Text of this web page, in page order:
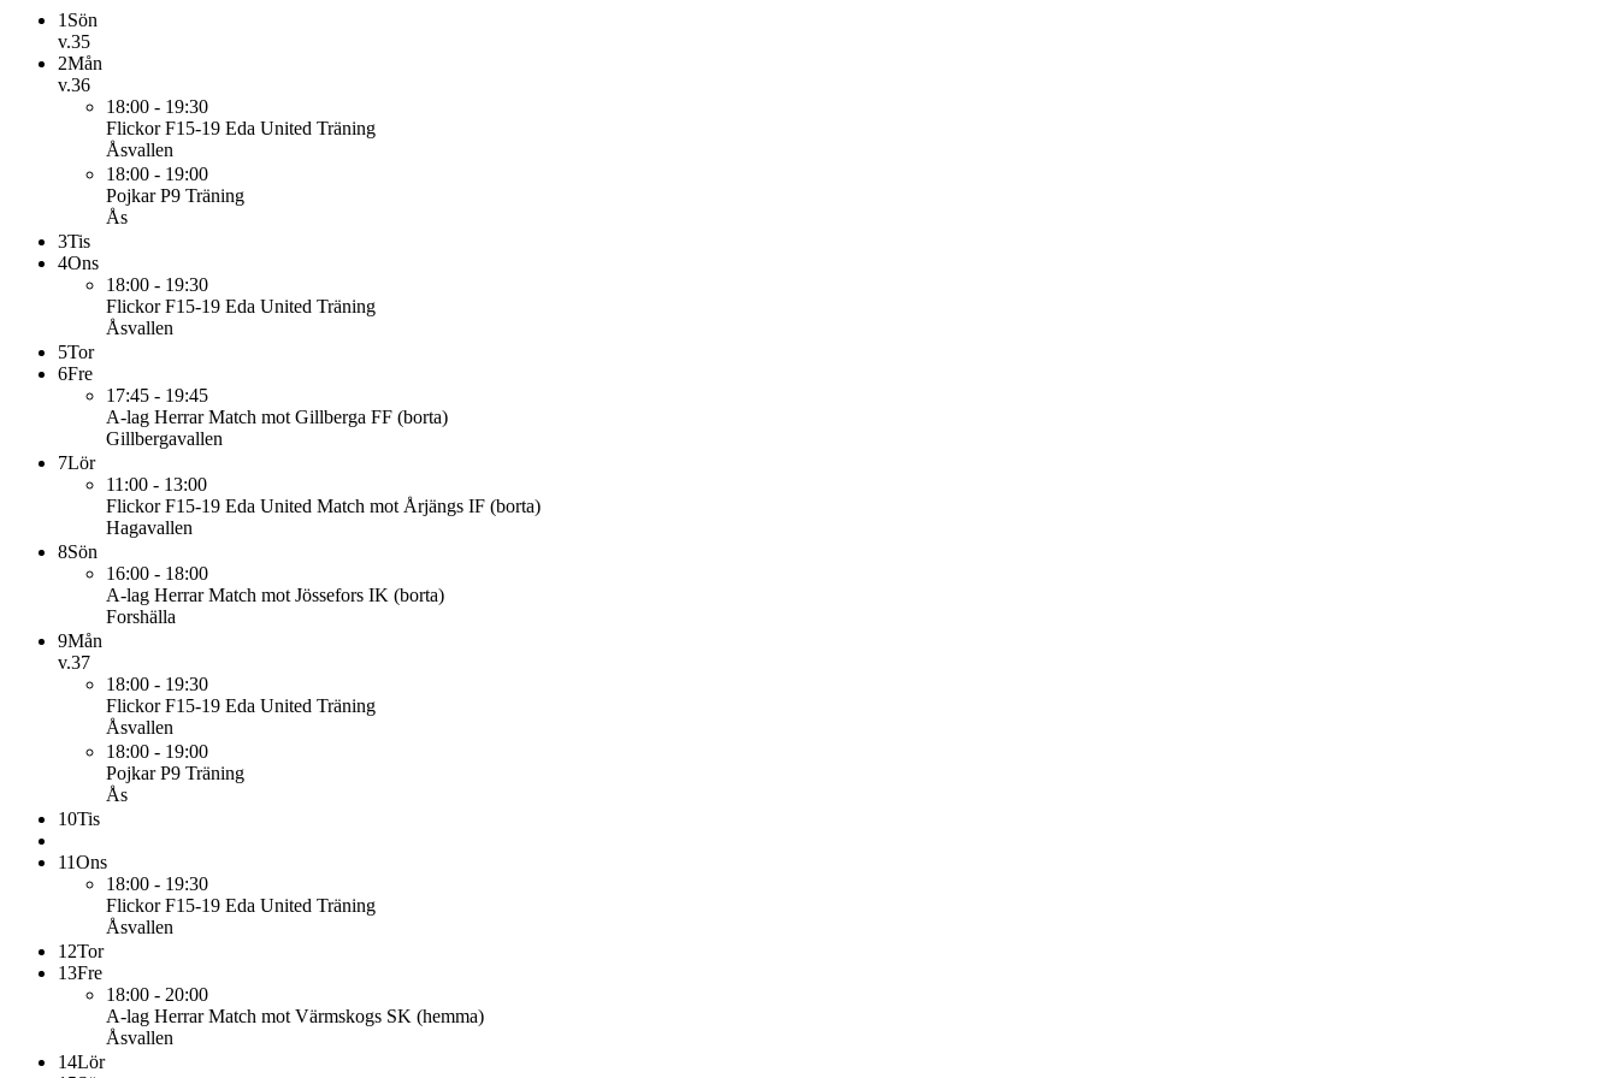
1 Sön
v.35
2Mån
v.36
18:00 - 19:30
Flickor F15-19 Eda United Träning
Åsvallen
18:00 - 19:00
Pojkar P9 Träning
Ås
3Tis
4Ons
18:00 - 19:30
Flickor F15-19 Eda United Träning
Åsvallen
5Tor
6Fre
17:45 - 19:45
A-lag Herrar Match mot Gillberga FF (borta)
Gillbergavallen
7Lör
11:00 - 13:00
Flickor F15-19 Eda United Match mot Årjängs IF (borta)
Hagavallen
8Sön
16:00 - 18:00
A-lag Herrar Match mot Jössefors IK (borta)
Forshälla
9Mån
v.37
18:00 - 19:30
Flickor F15-19 Eda United Träning
Åsvallen
18:00 - 19:00
Pojkar P9 Träning
Ås
10Tis
11Ons
18:00 - 19:30
Flickor F15-19 Eda United Träning
Åsvallen
12Tor
13Fre
18:00 - 20:00
A-lag Herrar Match mot Värmskogs SK (hemma)
Åsvallen
14Lör